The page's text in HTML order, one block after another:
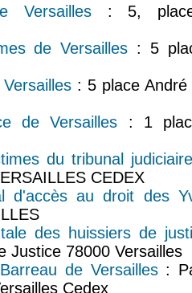
Versailles: 5, place
de Versailles : 5
: 5 place André
de Versailles : 1
du tribunal
CEDEX
d'accès au droit des
des huissiers de
Justice 78000 Versailles
de Versailles:
Cedex